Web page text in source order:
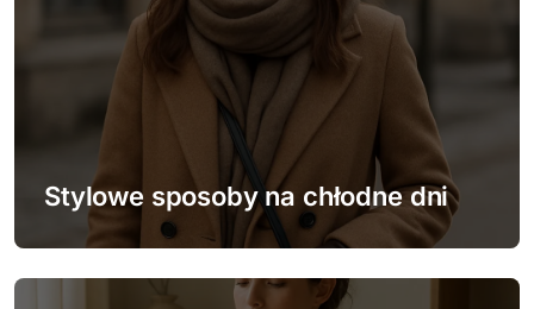
Stylowe sposoby na chłodne dni